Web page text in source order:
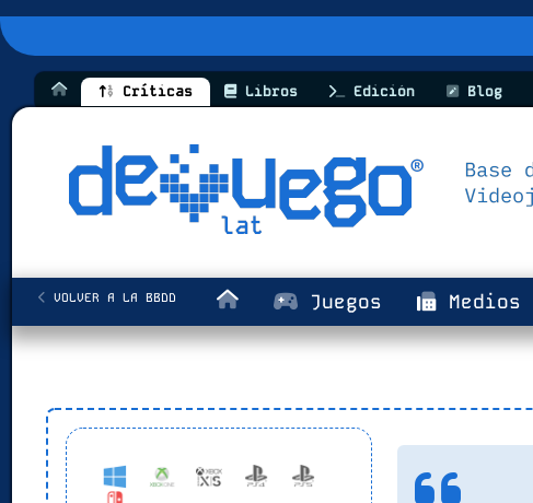
Críticas Libros Edición Blog
Juegos Medios
VOLVER A LA BBDD